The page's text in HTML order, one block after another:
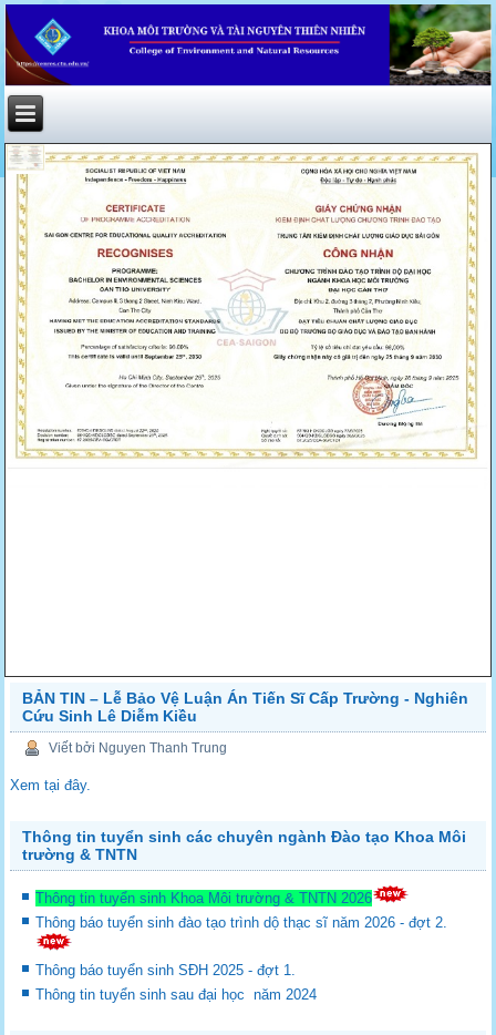
BẢN TIN – Lễ Bảo Vệ Luận Án Tiến Sĩ Cấp Trường - Nghiên
Cứu Sinh Lê Diễm Kiều
Viết bởi Nguyen Thanh Trung
Xem tại đây.
Thông tin tuyển sinh các chuyên ngành Đào tạo Khoa Môi
trường & TNTN
Thông tin tuyển sinh Khoa Môi trường & TNTN 2026
Thông báo tuyển sinh đào tạo trình dộ thạc sĩ năm 2026 - đợt 2.
Thông báo tuyển sinh SĐH 2025 - đợt 1.
Thông tin tuyển sinh sau đại học năm 2024